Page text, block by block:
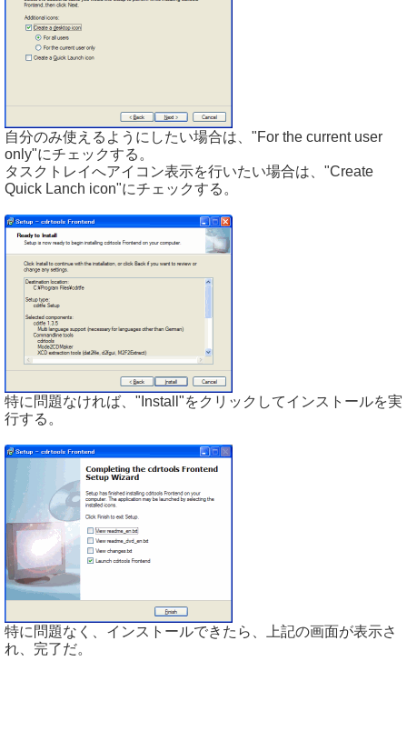
自分のみ使えるようにしたい場合は、"For the current user
only"にチェックする。
タスクトレイへアイコン表示を行いたい場合は、"Create
Quick Lanch icon"にチェックする。
特に問題なければ、"Install"をクリックしてインストールを実
行する。
特に問題なく、インストールできたら、上記の画面が表示さ
れ、完了だ。